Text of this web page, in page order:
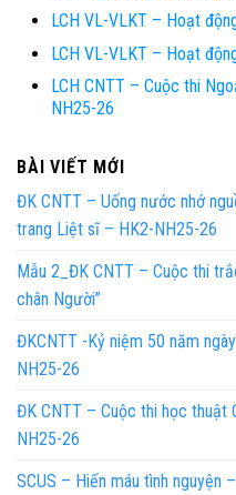
LCH VL-VLKT – Hoạt
LCH VL-VLKT – Hoạt
LCH CNTT – Cuộc thi
NH25-26
BÀI VIẾT MỚI
ĐK CNTT – Uống nước nhớ
trang Liệt sĩ – HK2-NH25-26
Mẫu 2_ĐK CNTT – Cuộc thi
chân Người”
ĐKCNTT -Kỷ niệm 50 năm
NH25-26
ĐK CNTT – Cuộc thi học thuật
NH25-26
SCUS – Hiến máu tình nguyện